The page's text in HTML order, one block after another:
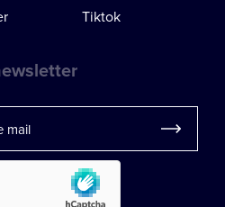
Tiktok